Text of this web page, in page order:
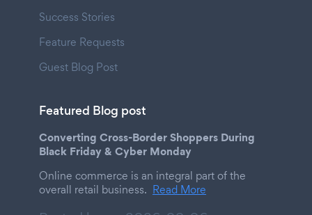
Success Stories
Feature Requests
Guest Blog Post
Featured Blog post
Converting Cross-Border Shoppers During
Black Friday & Cyber Monday
Online commerce is an integral part of the
overall retail business. Read More